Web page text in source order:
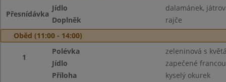
Přesnídávka
Jídlo
dalamánek,
Doplněk
rajče
Oběd (11:00 - 14:00)
1
Polévka
zeleninová s
Jídlo
zapečené
Příloha
kyselý okurek